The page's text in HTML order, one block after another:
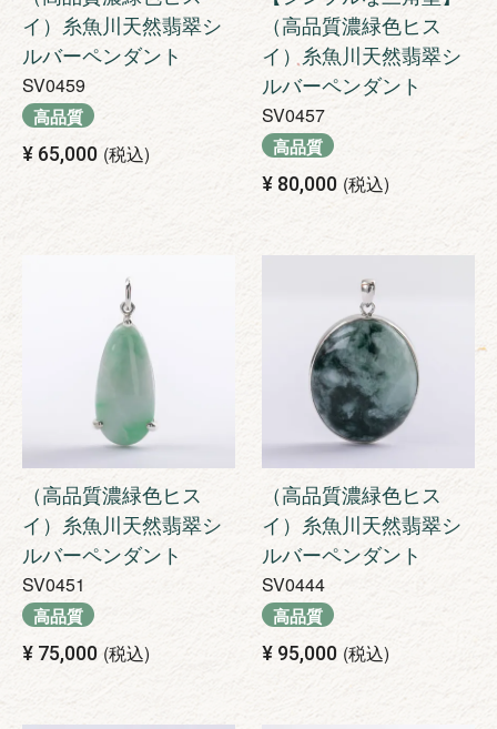
イ）糸魚川天然翡翠シ
ルバーペンダント
SV0459
高品質
¥ 65,000 税込
（高品質濃緑色ヒス
イ）糸魚川天然翡翠シ
ルバーペンダント
SV0457
高品質
¥ 80,000 税込
（高品質濃緑色ヒス
イ）糸魚川天然翡翠シ
ルバーペンダント
SV0451
高品質
¥ 75,000 税込
（高品質濃緑色ヒス
イ）糸魚川天然翡翠シ
ルバーペンダント
SV0444
高品質
¥ 95,000 税込